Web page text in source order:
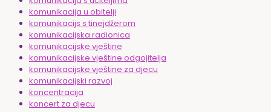
komunikacija u obitelji
komunikacijs s tinejdžerom
komunikacijska radionica
komunikacijske vještine
komunikacijske vještine odgojitelja
komunikacijske vještine za djecu
komunikacijski razvoj
koncentracija
koncert za djecu